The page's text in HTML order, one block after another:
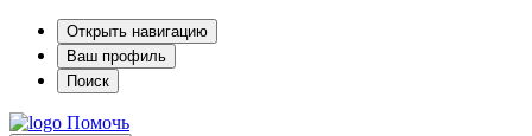
Открыть навигацию
Ваш профиль
Поиск
Помочь